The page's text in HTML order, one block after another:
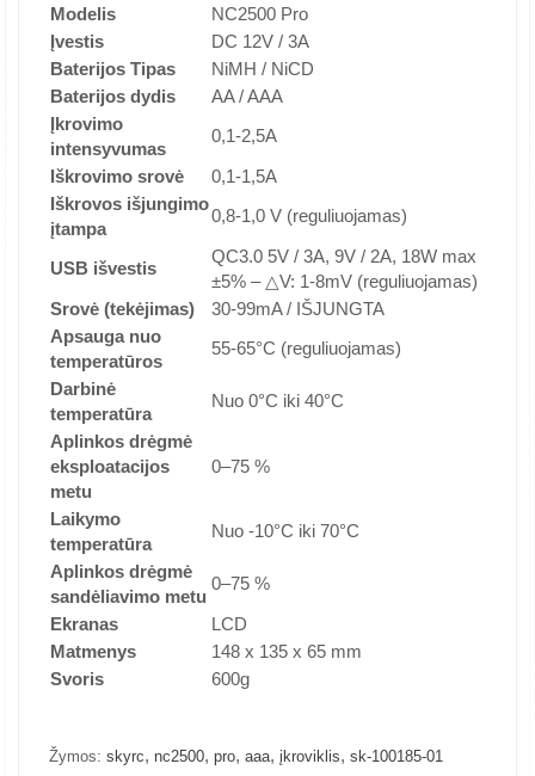
Modelis
NC2500 Pro
Įvestis
DC 12V / 3A
Baterijos Tipas
NiMH / NiCD
Baterijos dydis
AA / AAA
Įkrovimo
intensyvumas
0,1-2,5A
Iškrovimo srovė
0,1-1,5A
Iškrovos išjungimo
įtampa
0,8-1,0 V (reguliuojamas)
USB išvestis
QC3.0 5V / 3A, 9V / 2A, 18W max
±5% – △V: 1-8mV (reguliuojamas)
Srovė (tekėjimas)
30-99mA / IŠJUNGTA
Apsauga nuo
temperatūros
55-65°C (reguliuojamas)
Darbinė
temperatūra
Nuo 0°C iki 40°C
Aplinkos drėgmė
eksploatacijos
metu
0–75 %
Laikymo
temperatūra
Nuo -10°C iki 70°C
Aplinkos drėgmė
sandėliavimo metu
0–75 %
Ekranas
LCD
Matmenys
148 x 135 x 65 mm
Svoris
600g
Žymos: skyrc, nc2500, pro, aaa, įkroviklis, sk-100185-01